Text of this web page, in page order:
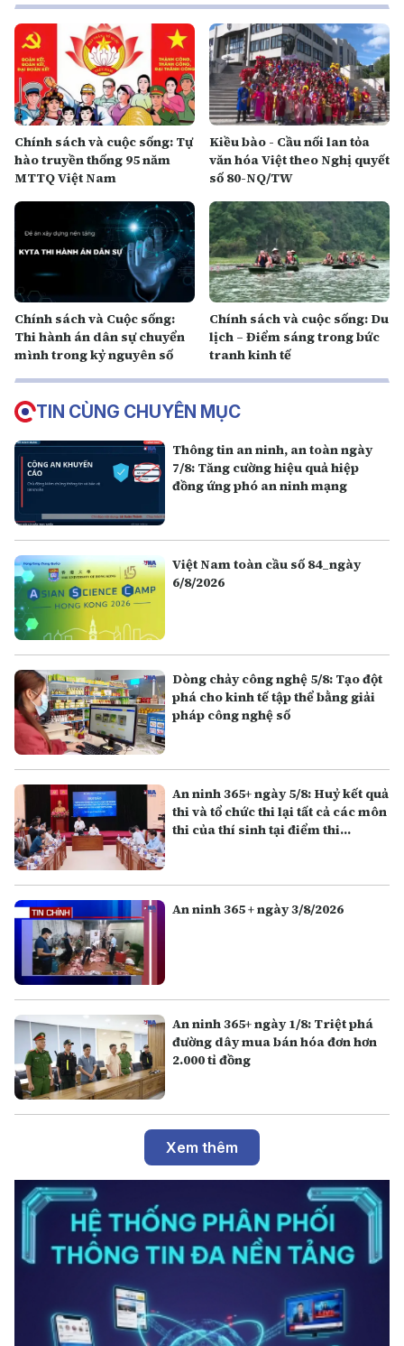
Chính sách và cuộc sống: Tự
hào truyền thống 95 năm
MTTQ Việt Nam
Kiều bào - Cầu nối lan tỏa
văn hóa Việt theo Nghị quyết
số 80-NQ/TW
Chính sách và Cuộc sống:
Thi hành án dân sự chuyển
mình trong kỷ nguyên số
Chính sách và cuộc sống: Du
lịch – Điểm sáng trong bức
tranh kinh tế
TIN CÙNG CHUYÊN MỤC
Thông tin an ninh, an toàn ngày
7/8: Tăng cường hiệu quả hiệp
đồng ứng phó an ninh mạng
Việt Nam toàn cầu số 84_ngày
6/8/2026
Dòng chảy công nghệ 5/8: Tạo đột
phá cho kinh tế tập thể bằng giải
pháp công nghệ số
An ninh 365+ ngày 5/8: Huỷ kết quả
thi và tổ chức thi lại tất cả các môn
thi của thí sinh tại điểm thi
An ninh 365 + ngày 3/8/2026
An ninh 365+ ngày 1/8: Triệt phá
đường dây mua bán hóa đơn hơn
2.000 tỉ đồng
Xem thêm